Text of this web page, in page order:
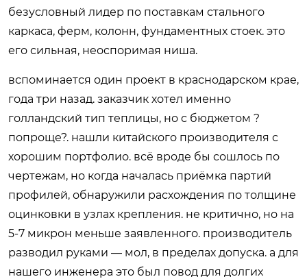
безусловный лидер по поставкам стального
каркаса, ферм, колонн, фундаментных стоек. это
его сильная, неоспоримая ниша.
вспоминается один проект в краснодарском крае,
года три назад. заказчик хотел именно
голландский тип теплицы, но с бюджетом ?
попроще?. нашли китайского производителя с
хорошим портфолио. всё вроде бы сошлось по
чертежам, но когда началась приёмка партий
профилей, обнаружили расхождения по толщине
оцинковки в узлах крепления. не критично, но на
5-7 микрон меньше заявленного. производитель
разводил руками — мол, в пределах допуска. а для
нашего инженера это был повод для долгих